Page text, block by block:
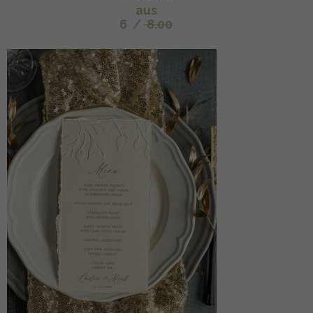
aus
6 / 8.00